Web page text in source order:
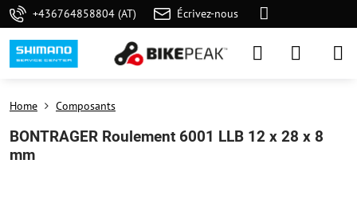
+436764858804 (AT) Écrivez-nous
Home Composants
BONTRAGER Roulement 6001 LLB 12 x 28 x 8
mm